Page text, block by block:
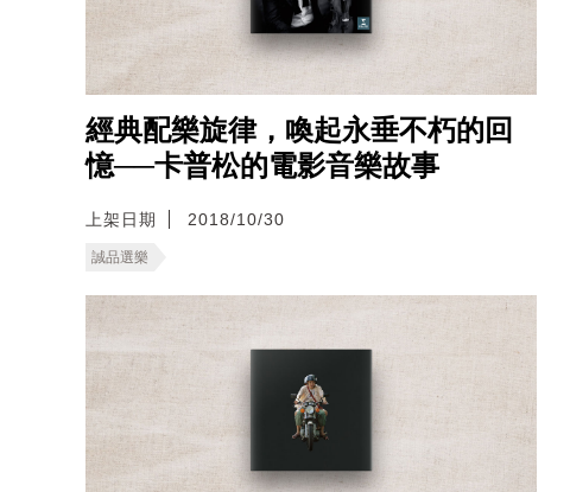
經典配樂旋律，喚起永垂不朽的回
憶──卡普松的電影音樂故事
上架日期 2018/10/30
誠品選樂